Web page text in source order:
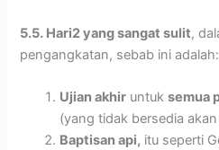
5.5. Hari2 yang sangat sulit,
pengangkatan, sebab ini adalah:
Ujian akhir untuksemua
(yang tidak bersedia
Baptisan api, itu seperti